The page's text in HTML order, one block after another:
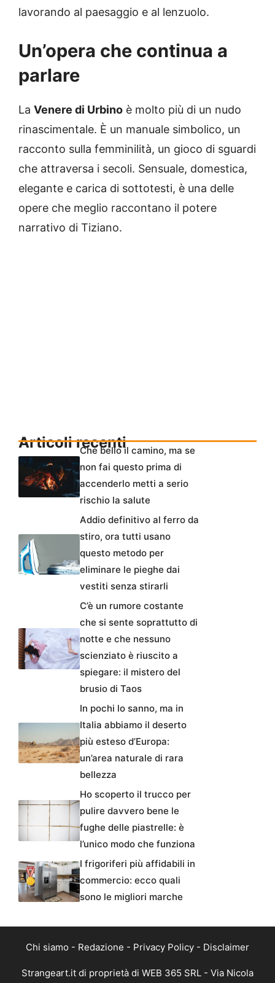
lavorando al paesaggio e al lenzuolo.
Un’opera che continua a
parlare
La Venere di Urbino è molto più di un nudo
rinascimentale. È un manuale simbolico, un
racconto sulla femminilità, un gioco di sguardi
che attraversa i secoli. Sensuale, domestica,
elegante e carica di sottotesti, è una delle
opere che meglio raccontano il potere
narrativo di Tiziano.
Articoli recentiChe bello il camino, ma se
non fai questo prima di
accenderlo metti a serio
rischio la salute
Addio definitivo al ferro da
stiro, ora tutti usano
questo metodo per
eliminare le pieghe dai
vestiti senza stirarli
C’è un rumore costante
che si sente soprattutto di
notte e che nessuno
scienziato è riuscito a
spiegare: il mistero del
brusio di Taos
In pochi lo sanno, ma in
Italia abbiamo il deserto
più esteso d’Europa:
un’area naturale di rara
bellezza
Ho scoperto il trucco per
pulire davvero bene le
fughe delle piastrelle: è
l’unico modo che funziona
I frigoriferi più affidabili in
commercio: ecco quali
sono le migliori marche
Chi siamo - Redazione - Privacy Policy - Disclaimer
Strangeart.it di proprietà di WEB 365 SRL - Via Nicola